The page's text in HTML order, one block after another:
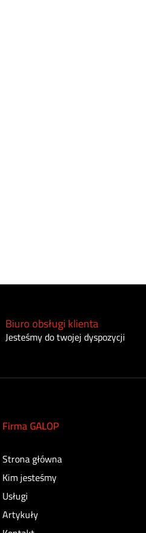
Biuro obsługi klienta
Jesteśmy do twojej dyspozycji
Firma GALOP
Strona główna
Kim jesteśmy
Usługi
Artykuły